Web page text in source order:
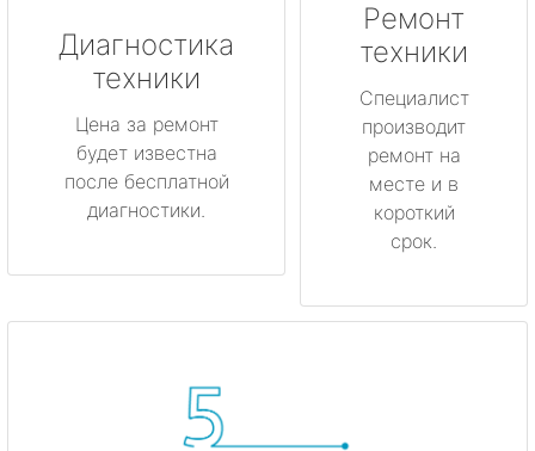
Диагностика
техники
Цена за ремонт
будет известна
после бесплатной
диагностики.
Ремонт
техники
Специалист
производит
ремонт на
месте и в
короткий
срок.